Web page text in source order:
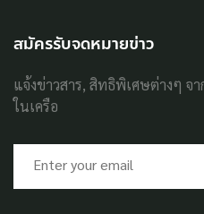
สมัครรับจดหมายข่าว
แจ้งข่าวสาร, สิทธิพิเศษต่างๆ จ
ในเครือ